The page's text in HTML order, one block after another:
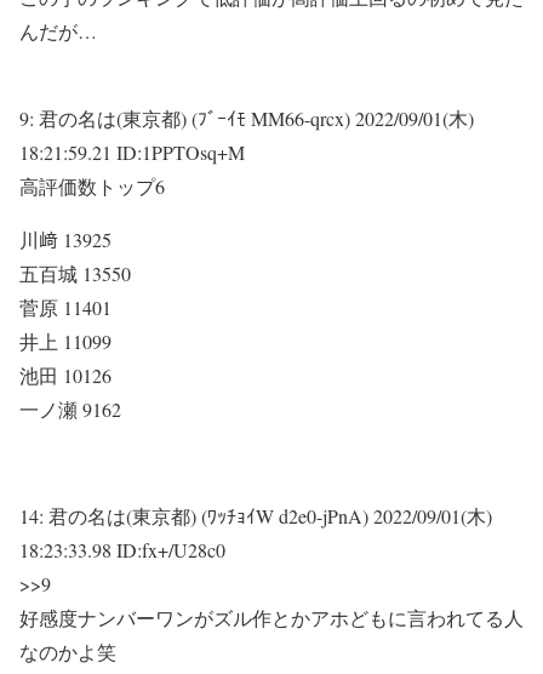
んだが…
9: 君の名は(東京都) (ﾌﾞｰｲﾓ MM66-qrcx)2022/09/01(木)
18:21:59.21 ID:1PPTOsq+M
高評価数トップ6
川﨑 13925
五百城 13550
菅原 11401
井上 11099
池田 10126
一ノ瀬 9162
14: 君の名は(東京都) (ﾜｯﾁｮｲW d2e0-jPnA)2022/09/01(木)
18:23:33.98 ID:fx+/U28c0
>>9
好感度ナンバーワンがズル作とかアホどもに言われてる人
なのかよ笑